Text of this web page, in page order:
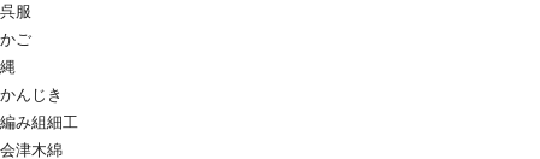
呉服
かご
縄
かんじき
編み組細工
会津木綿